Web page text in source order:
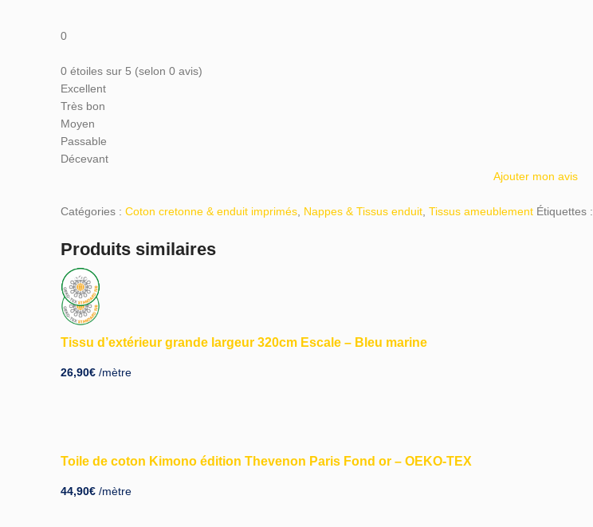
0
0 étoiles sur 5 (selon 0 avis)
Excellent
Très bon
Moyen
Passable
Décevant
Ajouter mon avis
Catégories : Coton cretonne & enduit imprimés Nappes & Tissus enduit Tissus ameublement Étiquettes :
Produits similaires
Tissu d’extérieur grande largeur 320cm Escale – Bleu marine
26,90€ /mètre
Toile de coton Kimono édition Thevenon Paris Fond or – OEKO-TEX
44,90€ /mètre
-25%
-22%